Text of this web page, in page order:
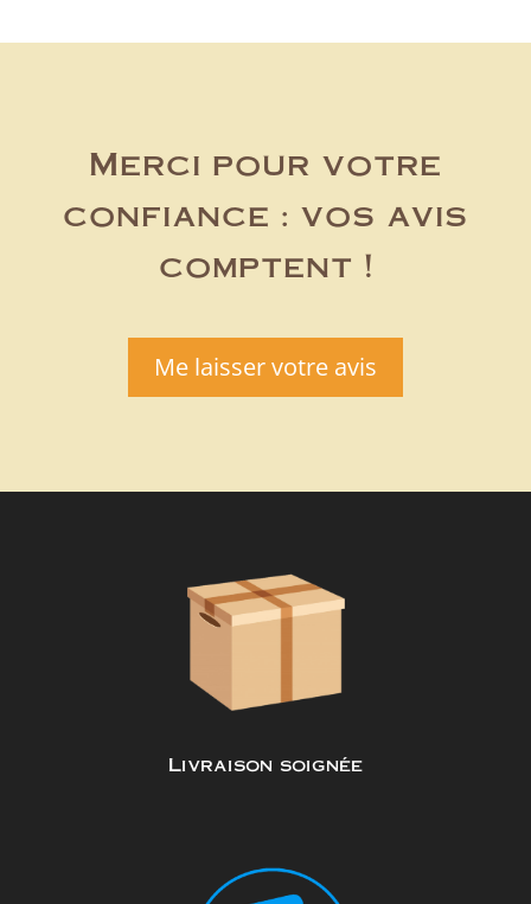
Merci pour votre
confiance : vos avis
comptent !
Me laisser votre avis
Livraison soignée